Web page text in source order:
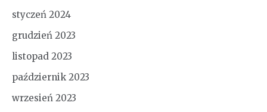
styczeń 2024
grudzień 2023
listopad 2023
październik 2023
wrzesień 2023